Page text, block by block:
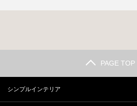
PAGE TOP
シンプルインテリア